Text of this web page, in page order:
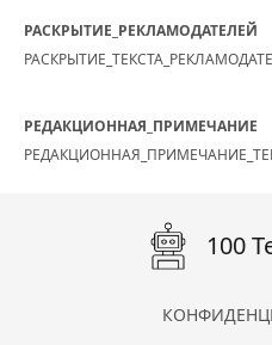
РАСКРЫТИЕ_РЕКЛАМОДАТЕЛЕЙ
РЕДАКЦИОННАЯ_ПРИМЕЧАНИЕ
100